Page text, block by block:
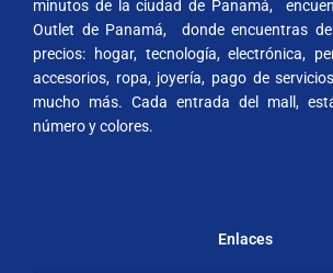
minutos de la ciudad de Panamá,
Outlet de Panamá, donde encuentras
precios: hogar, tecnología, electrónica,
accesorios, ropa, joyería, pago de
mucho más. Cada entrada del mall,
número y colores.
Enlaces